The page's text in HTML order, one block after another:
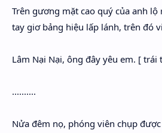
Trên gương mặt cao quý của anh
tay giơ bảng hiệu lấp lánh, trên đó
Lâm Nại Nại, ông đây yêu em. [ trái
..........
Nửa đêm nọ, phóng viên chụp